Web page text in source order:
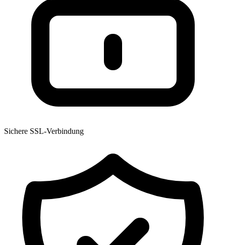
Sichere SSL-Verbindung